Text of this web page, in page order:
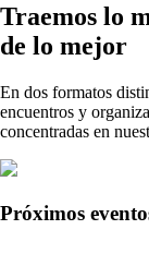
Traemos lo
de lo mejor
En dos formatos
encuentros y
concentradas en
Próximos